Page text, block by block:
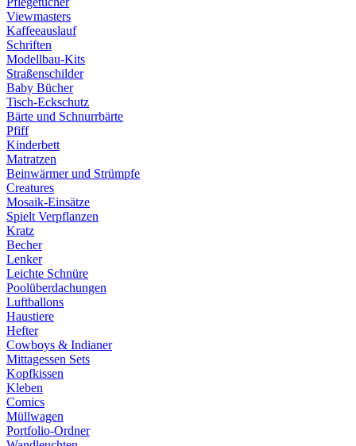
Viewmasters
Kaffeeauslauf
Schriften
Modellbau-Kits
Straßenschilder
Baby Bücher
Tisch-Eckschutz
Bärte und Schnurrbärte
Pfiff
Kinderbett
Matratzen
Beinwärmer und Strümpfe
Creatures
Mosaik-Einsätze
Spielt Verpflanzen
Kratz
Becher
Lenker
Leichte Schnüre
Poolüberdachungen
Luftballons
Haustiere
Hefter
Cowboys & Indianer
Mittagessen Sets
Kopfkissen
Kleben
Comics
Müllwagen
Portfolio-Ordner